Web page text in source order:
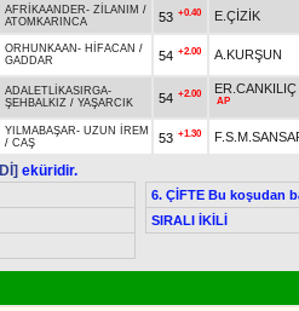
AFRİKAANDER- ZİLANIM /
ATOMKARINCA
53 +0.40 E.ÇİZİK
ORHUNKAAN - HİFACAN /
GADDAR
54 +2.00 A.KURŞUN
ADALETLİKASIRGA-
ŞEHBALKIZ / YAŞARCIK 54 +2.00 ER.CANKILIÇ
AP
YILMABAŞAR- UZUN İREM
/ CAŞ 53 +1.30
eküridir.
6. ÇİFTE Bu koşudan
SIRALI İKİLİ